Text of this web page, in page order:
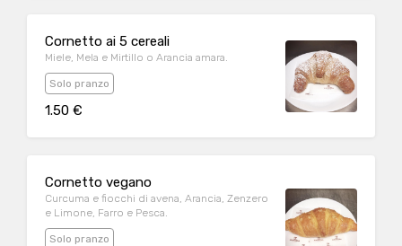
Cornetto ai 5 cereali
Miele, Mela e Mirtillo o Arancia amara.
Solo pranzo
1.50 €
Cornetto vegano
Curcuma e fiocchi di avena, Arancia, Zenzero
e Limone, Farro e Pesca.
Solo pranzo